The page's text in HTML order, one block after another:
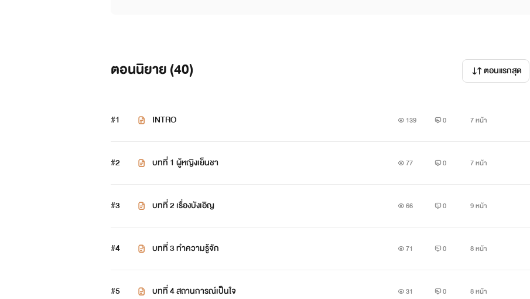
ตอนนิยาย (40) ตอนแรกสุด
#1 INTRO 139 0 7 หน้า
#2 บทที่ 1 ผู้หญิงเย็นชา 77 0 7 หน้า
#3 บทที่ 2 เรื่องบังเอิญ 66 0 9 หน้า
#4 บทที่ 3 ทำความรู้จัก 71 0 8 หน้า
#5 บทที่ 4 สถานการณ์เป็นใจ 31 0 8 หน้า